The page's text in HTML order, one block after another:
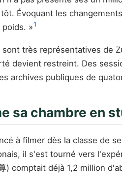
Évoquant les
»1
très représentatives
devient restreint. Des
archives publiques de
sa chambre en
à filmer dès la classe de
il s'est tourné vers
) comptait déjà 1,2 million